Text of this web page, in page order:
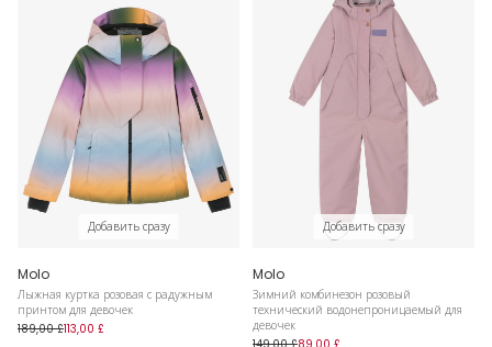
Добавить сразу
Molo
Лыжная куртка розовая с радужным
принтом для девочек
189,00 £113,00 £
Добавить сразу
Molo
Зимний комбинезон розовый
технический водонепроницаемый для
девочек